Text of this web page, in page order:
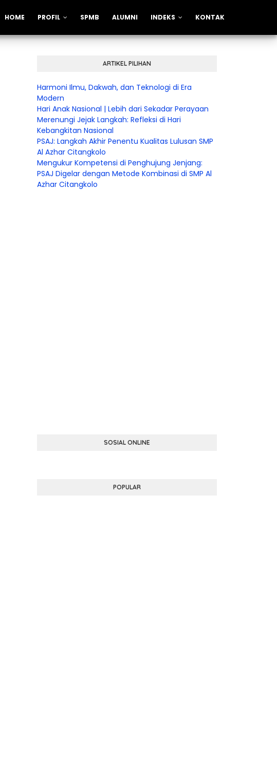
HOME PROFIL SPMB ALUMNI INDEKS KONTAK
ARTIKEL PILIHAN
Harmoni Ilmu, Dakwah, dan Teknologi di Era
Modern
Hari Anak Nasional | Lebih dari Sekadar Perayaan
Merenungi Jejak Langkah: Refleksi di Hari
Kebangkitan Nasional
PSAJ: Langkah Akhir Penentu Kualitas Lulusan SMP
Al Azhar Citangkolo
Mengukur Kompetensi di Penghujung Jenjang:
PSAJ Digelar dengan Metode Kombinasi di SMP Al
Azhar Citangkolo
SOSIAL ONLINE
POPULAR